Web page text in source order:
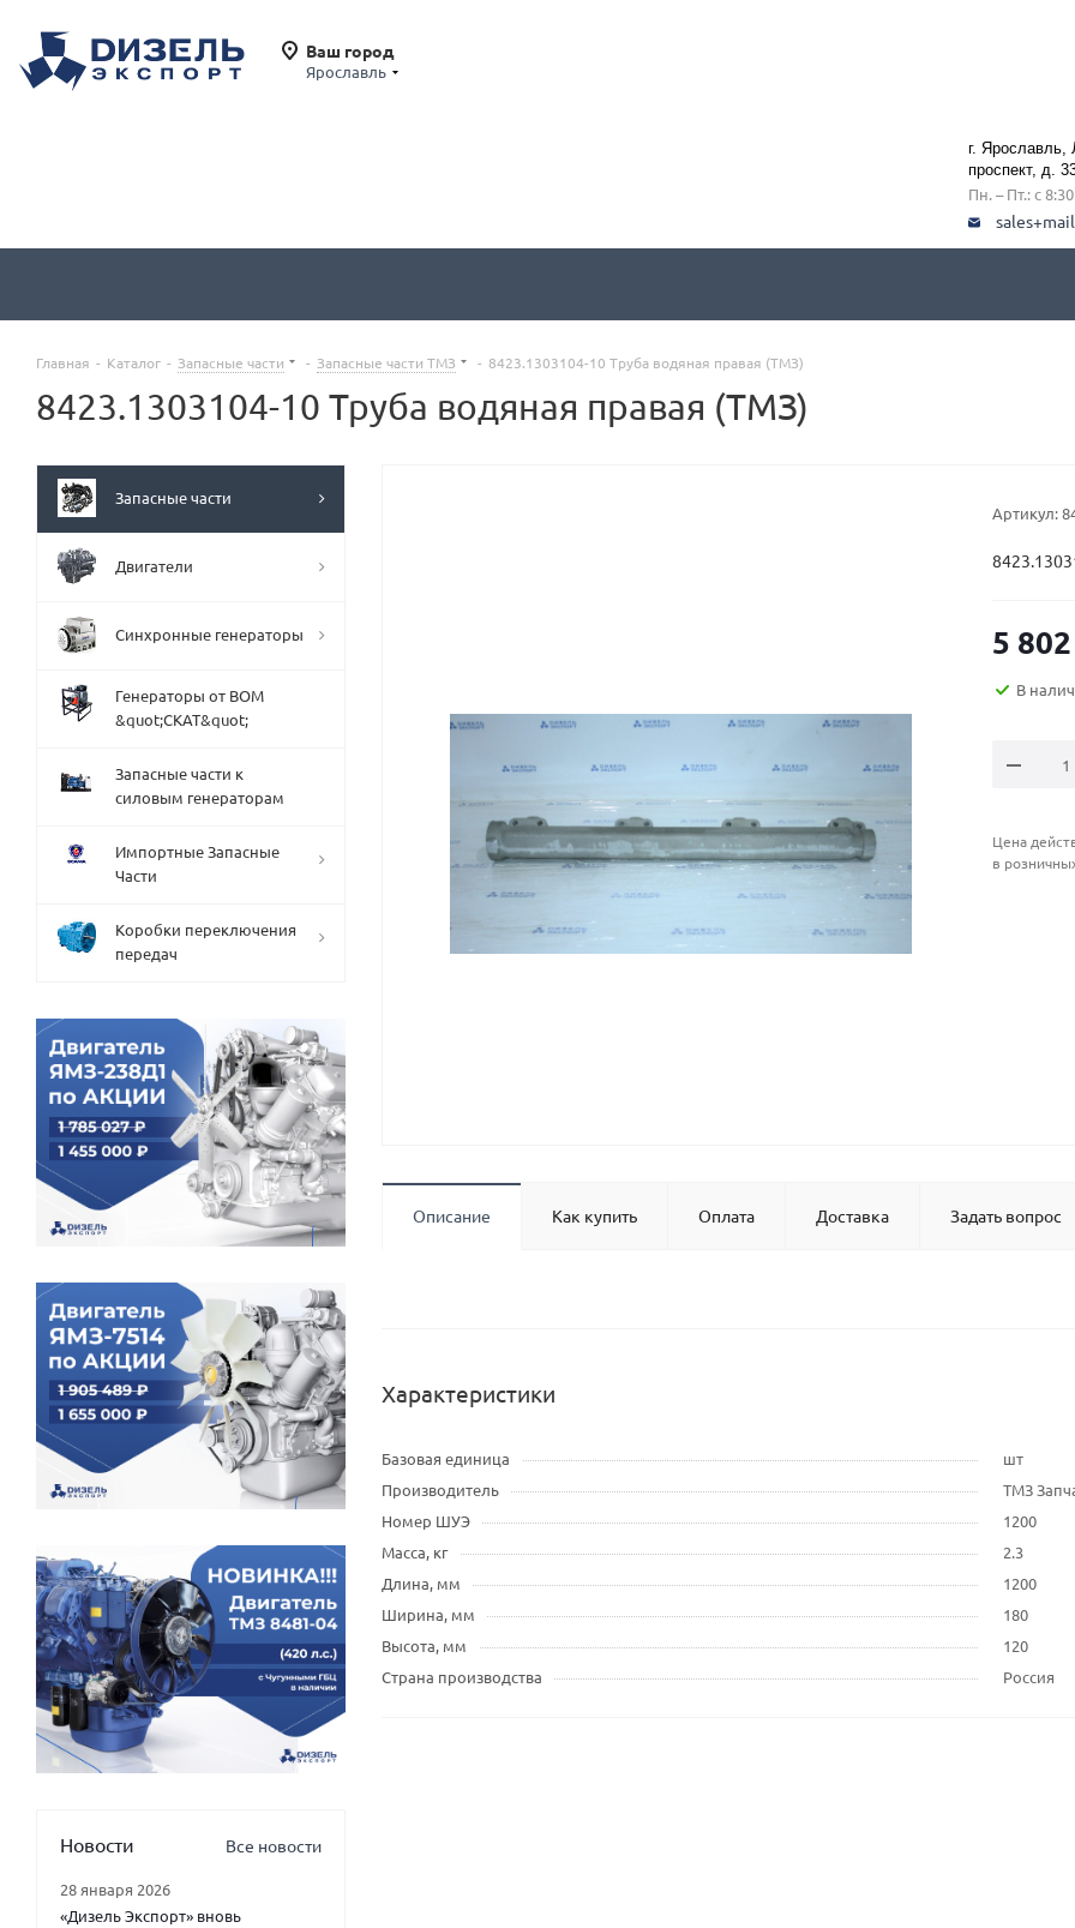
Ваш город
Ярославль
г. Ярославль,
проспект, д.
Пн. – Пт.: с
Главная - Каталог - Запасные части - Запасные части ТМЗ - 8423.1303104-10 Труба водяная правая (ТМЗ)
8423.1303104-10 Труба водяная правая (ТМЗ)
Артикул:
5 802
В
Цена
в
Описание Как купить Оплата Доставка Задать вопрос
Характеристики
Базовая единица
шт
Производитель
ТМЗ
Номер ШУЭ
1200
Масса, кг
2.3
Длина, мм
1200
Ширина, мм
180
Высота, мм
120
Страна производства
Россия
Запасные части
Двигатели
Синхронные генераторы
Генераторы от ВОМ
&quot;СКАТ&quot;
Запасные части к
силовым генераторам
Импортные Запасные
Части
Коробки переключения
передач
Новости Все новости
28 января 2026
«Дизель Экспорт» вновь